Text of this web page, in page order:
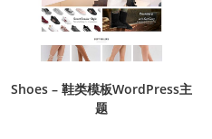
Shoes – 鞋类模板WordPress主
题